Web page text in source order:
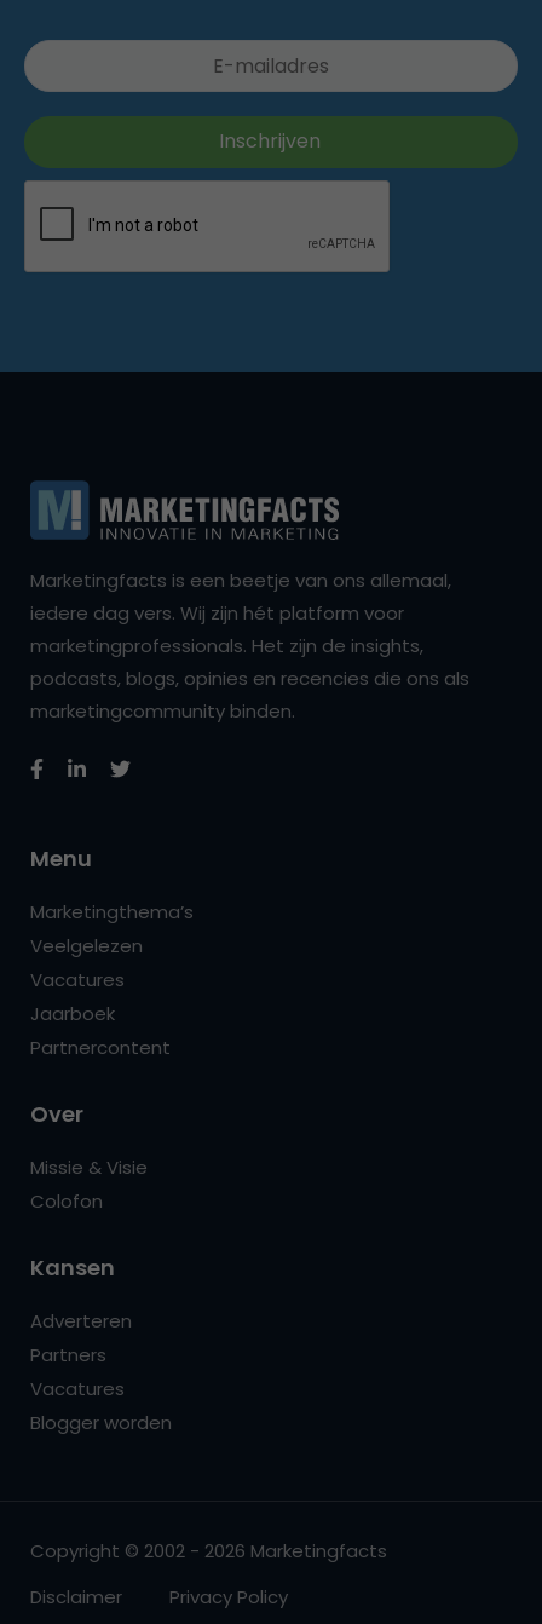
Marketingfacts is een beetje van ons allemaal,
iedere dag vers. Wij zijn hét platform voor
marketingprofessionals. Het zijn de insights,
podcasts, blogs, opinies en recencies die ons als
marketingcommunity binden.
Menu
Marketingthema’s
Veelgelezen
Vacatures
Jaarboek
Partnercontent
Over
Missie & Visie
Colofon
Kansen
Adverteren
Partners
Vacatures
Blogger worden
Copyright © 2002 - 2026 Marketingfacts
Disclaimer
Privacy Policy